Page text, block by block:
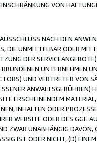
VON
NACH DEN
DIE UNMITTELBAR ODER
DER
UNTERNEHMEN
UND VERTRETER VON
ERSCHEINENDEM
INHALTEN ODER
WEBSITE ODER DES GGF.
ZWAR UNABHÄNGIG
IST ODER NICHT, (D)